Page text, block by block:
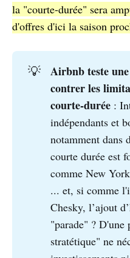
la "courte-durée" sera
d'offres d'ici la saison
💡
Airbnb teste
contrer les
courte-durée :
indépendants et
notamment dans
courte durée est
comme New
... et, si comme
Chesky, l’ajout
"parade" ?
stratétique" ne